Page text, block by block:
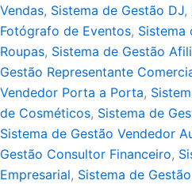
Vendas, Sistema de Gestão DJ,
Fotógrafo de Eventos, Sistema
Roupas, Sistema de Gestão
Gestão Representante
Vendedor Porta a Porta,
de Cosméticos, Sistema de
Sistema de Gestão Vendedor
Gestão Consultor Financeiro,
Empresarial, Sistema de